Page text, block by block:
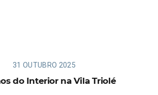
31 OUTUBRO 2025
do Interior na Vila Triolé